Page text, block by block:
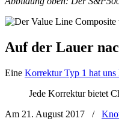
Auf der Lauer
Eine Korrektur Typ 1 hat uns
Jede Korrektur bietet
Am 21. August 2017
/